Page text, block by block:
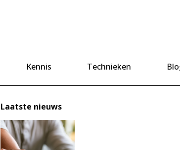
Kennis Technieken
Laatste nieuws